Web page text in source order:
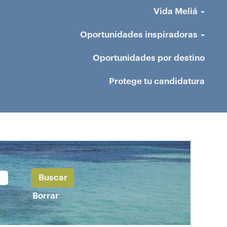
Vida Meliá
Oportunidades inspiradoras
Oportunidades por destino
Protege tu candidatura
Borrar